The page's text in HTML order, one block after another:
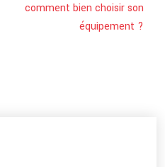
comment bien choisir son
équipement ?